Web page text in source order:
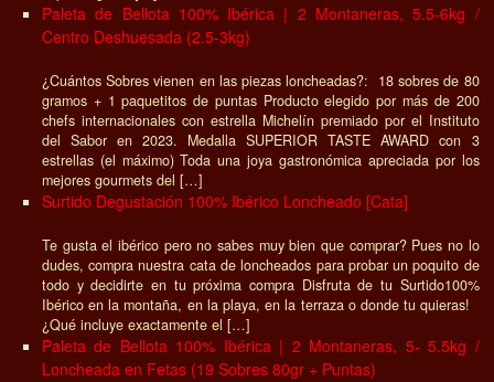
Paleta de Bellota 100% Ibérica | 2 Montaneras, 5.5-6kg /
Centro Deshuesada (2.5-3kg)
¿Cuántos Sobres vienen en las piezas loncheadas?: 18 sobres de 80
gramos + 1 paquetitos de puntas Producto elegido por más de 200
chefs internacionales con estrella Michelín premiado por el Instituto
del Sabor en 2023. Medalla SUPERIOR TASTE AWARD con 3
estrellas (el máximo) Toda una joya gastronómica apreciada por los
mejores gourmets del […]
Surtido Degustación 100% Ibérico Loncheado [Cata]
Te gusta el ibérico pero no sabes muy bien que comprar? Pues no lo
dudes, compra nuestra cata de loncheados para probar un poquito de
todo y decidirte en tu próxima compra Disfruta de tu Surtido100%
Ibérico en la montaña, en la playa, en la terraza o donde tu quieras!
¿Qué incluye exactamente el […]
Paleta de Bellota 100% Ibérica | 2 Montaneras, 5- 5.5kg /
Loncheada en Fetas (19 Sobres 80gr + Puntas)